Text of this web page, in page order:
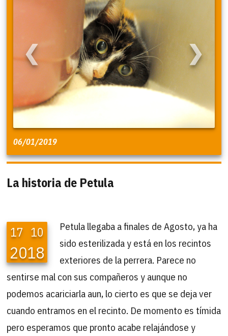
❮ ❯
06/01/2019
La historia de Petula
17 10
2018
Petula llegaba a finales de Agosto, ya ha
sido esterilizada y está en los recintos
exteriores de la perrera. Parece no
sentirse mal con sus compañeros y aunque no
podemos acariciarla aun, lo cierto es que se deja ver
cuando entramos en el recinto. De momento es tímida
pero esperamos que pronto acabe relajándose y